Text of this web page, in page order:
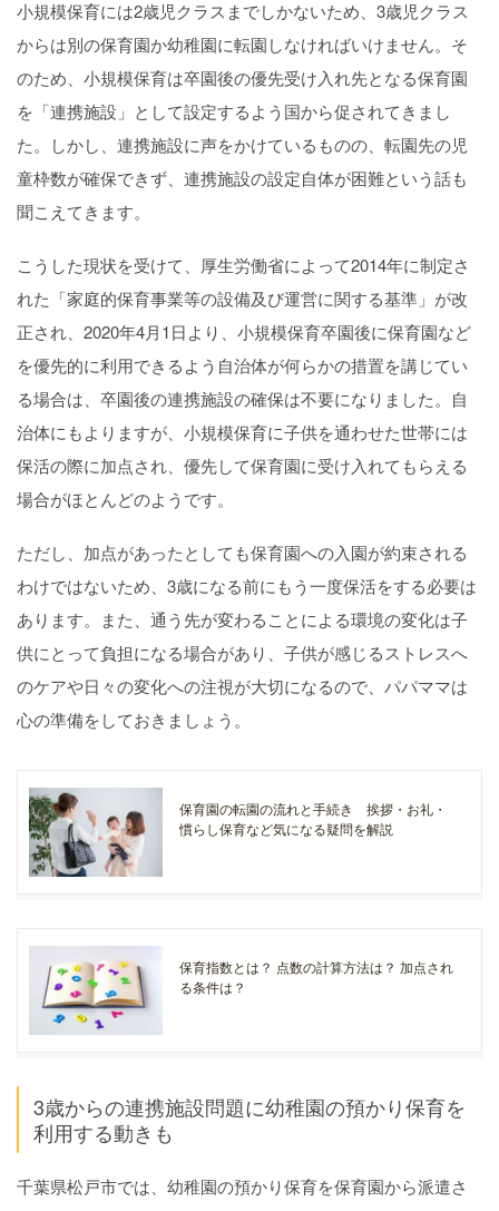
小規模保育には2歳児クラスまでしかないため、3歳児クラス
からは別の保育園か幼稚園に転園しなければいけません。そ
のため、小規模保育は卒園後の優先受け入れ先となる保育園
を「連携施設」として設定するよう国から促されてきまし
た。しかし、連携施設に声をかけているものの、転園先の児
童枠数が確保できず、連携施設の設定自体が困難という話も
聞こえてきます。
こうした現状を受けて、厚生労働省によって2014年に制定さ
れた「家庭的保育事業等の設備及び運営に関する基準」が改
正され、2020年4月1日より、小規模保育卒園後に保育園など
を優先的に利用できるよう自治体が何らかの措置を講じてい
る場合は、卒園後の連携施設の確保は不要になりました。自
治体にもよりますが、小規模保育に子供を通わせた世帯には
保活の際に加点され、優先して保育園に受け入れてもらえる
場合がほとんどのようです。
ただし、加点があったとしても保育園への入園が約束される
わけではないため、3歳になる前にもう一度保活をする必要は
あります。また、通う先が変わることによる環境の変化は子
供にとって負担になる場合があり、子供が感じるストレスへ
のケアや日々の変化への注視が大切になるので、パパママは
心の準備をしておきましょう。
保育園の転園の流れと手続き 挨拶・お礼・
慣らし保育など気になる疑問を解説
保育指数とは？ 点数の計算方法は？ 加点され
る条件は？
3歳からの連携施設問題に幼稚園の預かり保育を
利用する動きも
千葉県松戸市では、幼稚園の預かり保育を保育園から派遣さ